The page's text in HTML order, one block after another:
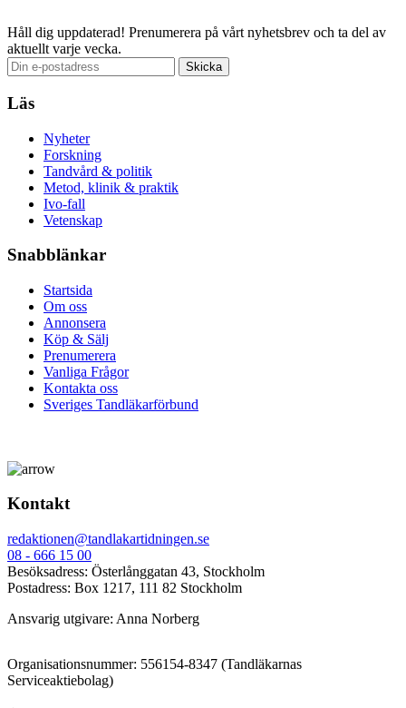
Håll dig uppdaterad! Prenumerera på vårt nyhetsbrev och ta del av
aktuellt varje vecka.
Läs
Nyheter
Forskning
Tandvård & politik
Metod, klinik & praktik
Ivo-fall
Vetenskap
Snabblänkar
Startsida
Om oss
Annonsera
Köp & Sälj
Prenumerera
Vanliga Frågor
Kontakta oss
Sveriges Tandläkarförbund
Kontakt
redaktionen@tandlakartidningen.se
08 - 666 15 00
Besöksadress: Österlånggatan 43, Stockholm
Postadress: Box 1217, 111 82 Stockholm
Ansvarig utgivare: Anna Norberg
Organisationsnummer: 556154-8347 (Tandläkarnas
Serviceaktiebolag)